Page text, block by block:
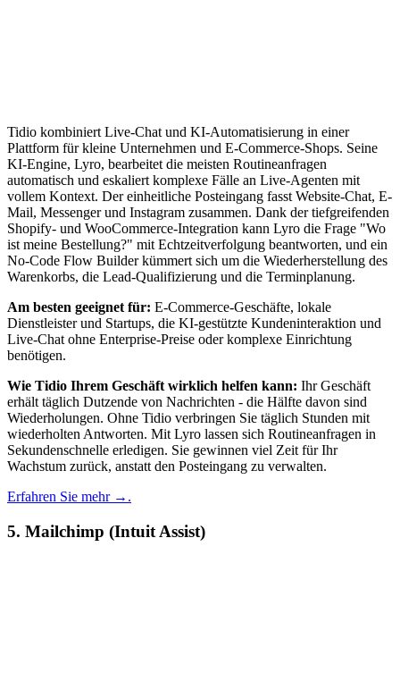
Tidio kombiniert Live-Chat und KI-Automatisierung in einer
Plattform für kleine Unternehmen und E-Commerce-Shops. Seine
KI-Engine, Lyro, bearbeitet die meisten Routineanfragen
automatisch und eskaliert komplexe Fälle an Live-Agenten mit
vollem Kontext. Der einheitliche Posteingang fasst Website-Chat, E-
Mail, Messenger und Instagram zusammen. Dank der tiefgreifenden
Shopify- und WooCommerce-Integration kann Lyro die Frage "Wo
ist meine Bestellung?" mit Echtzeitverfolgung beantworten, und ein
No-Code Flow Builder kümmert sich um die Wiederherstellung des
Warenkorbs, die Lead-Qualifizierung und die Terminplanung.
Am besten geeignet für: E-Commerce-Geschäfte, lokale
Dienstleister und Startups, die KI-gestützte Kundeninteraktion und
Live-Chat ohne Enterprise-Preise oder komplexe Einrichtung
benötigen.
Wie Tidio Ihrem Geschäft wirklich helfen kann: Ihr Geschäft
erhält täglich Dutzende von Nachrichten - die Hälfte davon sind
Wiederholungen. Ohne Tidio verbringen Sie täglich Stunden mit
wiederholten Antworten. Mit Lyro lassen sich Routineanfragen in
Sekundenschnelle erledigen. Sie gewinnen viel Zeit für Ihr
Wachstum zurück, anstatt den Posteingang zu verwalten.
Erfahren Sie mehr →.
5. Mailchimp (Intuit Assist)